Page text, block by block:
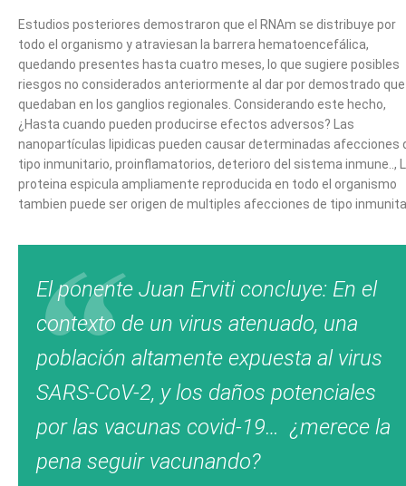
Estudios posteriores demostraron que el RNAm se distribuye por
todo el organismo y atraviesan la barrera hematoencefálica,
quedando presentes hasta cuatro meses, lo que sugiere posibles
riesgos no considerados anteriormente al dar por demostrado que
quedaban en los ganglios regionales. Considerando este hecho,
¿Hasta cuando pueden producirse efectos adversos? Las
nanopartículas lipidicas pueden causar determinadas afecciones
tipo inmunitario, proinflamatorios, deterioro del sistema inmune..,
proteina espicula ampliamente reproducida en todo el organismo
tambien puede ser origen de multiples afecciones de tipo
El ponente Juan Erviti concluye: En el
contexto de un virus atenuado, una
población altamente expuesta al virus
SARS-CoV-2, y los daños potenciales
por las vacunas covid-19… ¿merece la
pena seguir vacunando?